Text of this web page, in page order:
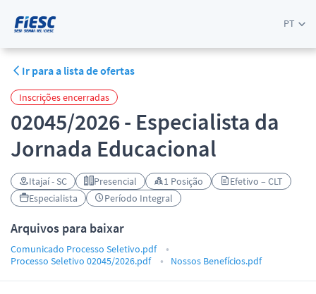
PT
Ir para a lista de ofertas
Inscrições encerradas
02045/2026 - Especialista da
Jornada Educacional
Itajaí - SC Presencial 1 Posição
Efetivo – CLT
Especialista
Período Integral
Arquivos para baixar
Comunicado Processo Seletivo.pdf
Processo Seletivo 02045/2026.pdf
Nossos Benefícios.pdf